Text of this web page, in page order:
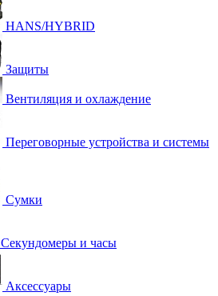
HANS/HYBRID
Защиты
Вентиляция и охлаждение
Переговорные устройства и системы
Сумки
Секундомеры и часы
Аксессуары